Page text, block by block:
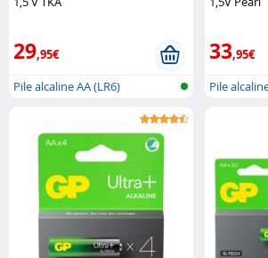
29,95€
Pile alcaline AA (LR6)
33,95€
Pile